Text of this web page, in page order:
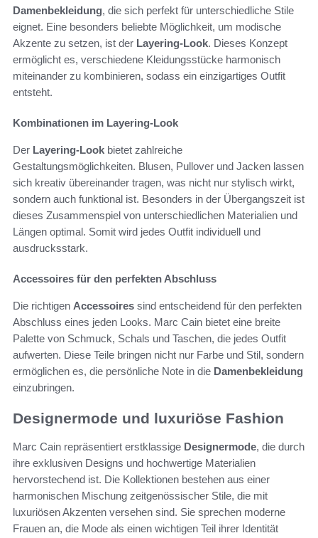
Damenbekleidung, die sich perfekt für unterschiedliche Stile
eignet. Eine besonders beliebte Möglichkeit, um modische
Akzente zu setzen, ist der Layering-Look. Dieses Konzept
ermöglicht es, verschiedene Kleidungsstücke harmonisch
miteinander zu kombinieren, sodass ein einzigartiges Outfit
entsteht.
Kombinationen im Layering-Look
Der Layering-Look bietet zahlreiche
Gestaltungsmöglichkeiten. Blusen, Pullover und Jacken lassen
sich kreativ übereinander tragen, was nicht nur stylisch wirkt,
sondern auch funktional ist. Besonders in der Übergangszeit ist
dieses Zusammenspiel von unterschiedlichen Materialien und
Längen optimal. Somit wird jedes Outfit individuell und
ausdrucksstark.
Accessoires für den perfekten Abschluss
Die richtigen Accessoires sind entscheidend für den perfekten
Abschluss eines jeden Looks. Marc Cain bietet eine breite
Palette von Schmuck, Schals und Taschen, die jedes Outfit
aufwerten. Diese Teile bringen nicht nur Farbe und Stil, sondern
ermöglichen es, die persönliche Note in die Damenbekleidung
einzubringen.
Designermode und luxuriöse Fashion
Marc Cain repräsentiert erstklassige Designermode, die durch
ihre exklusiven Designs und hochwertige Materialien
hervorstechend ist. Die Kollektionen bestehen aus einer
harmonischen Mischung zeitgenössischer Stile, die mit
luxuriösen Akzenten versehen sind. Sie sprechen moderne
Frauen an, die Mode als einen wichtigen Teil ihrer Identität